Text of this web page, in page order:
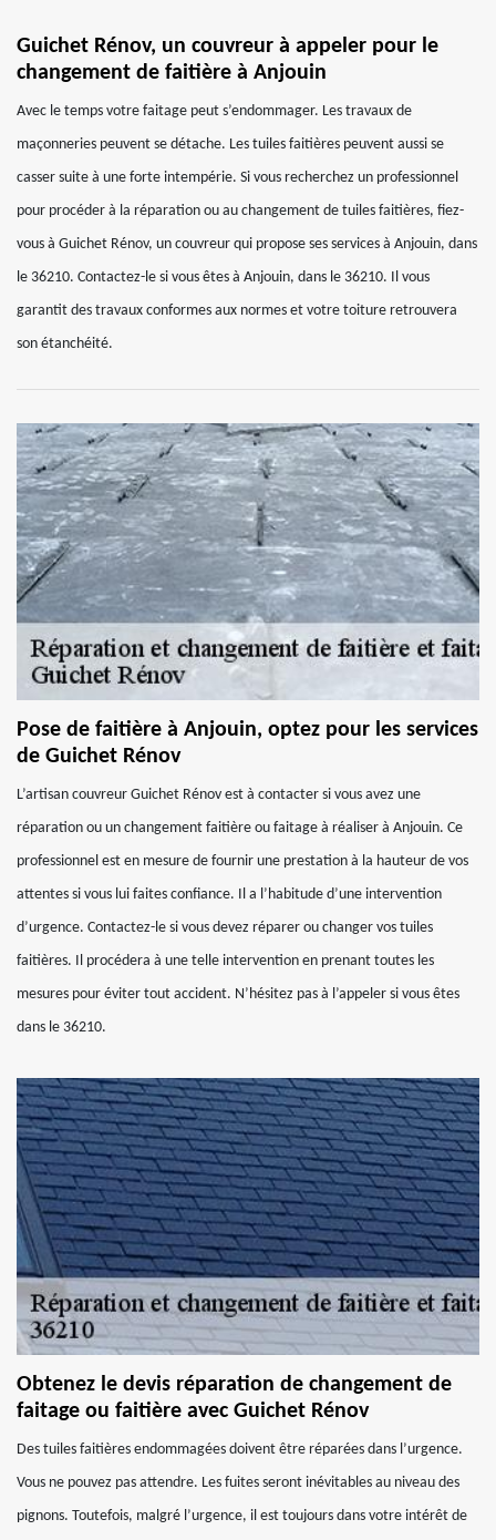
Guichet Rénov, un couvreur à appeler pour le
changement de faitière à Anjouin
Avec le temps votre faitage peut s’endommager. Les travaux de
maçonneries peuvent se détache. Les tuiles faitières peuvent aussi se
casser suite à une forte intempérie. Si vous recherchez un professionnel
pour procéder à la réparation ou au changement de tuiles faitières, fiez-
vous à Guichet Rénov, un couvreur qui propose ses services à Anjouin, dans
le 36210. Contactez-le si vous êtes à Anjouin, dans le 36210. Il vous
garantit des travaux conformes aux normes et votre toiture retrouvera
son étanchéité.
Pose de faitière à Anjouin, optez pour les services
de Guichet Rénov
L’artisan couvreur Guichet Rénov est à contacter si vous avez une
réparation ou un changement faitière ou faitage à réaliser à Anjouin. Ce
professionnel est en mesure de fournir une prestation à la hauteur de vos
attentes si vous lui faites confiance. Il a l’habitude d’une intervention
d’urgence. Contactez-le si vous devez réparer ou changer vos tuiles
faitières. Il procédera à une telle intervention en prenant toutes les
mesures pour éviter tout accident. N’hésitez pas à l’appeler si vous êtes
dans le 36210.
Obtenez le devis réparation de changement de
faitage ou faitière avec Guichet Rénov
Des tuiles faitières endommagées doivent être réparées dans l’urgence.
Vous ne pouvez pas attendre. Les fuites seront inévitables au niveau des
pignons. Toutefois, malgré l’urgence, il est toujours dans votre intérêt de